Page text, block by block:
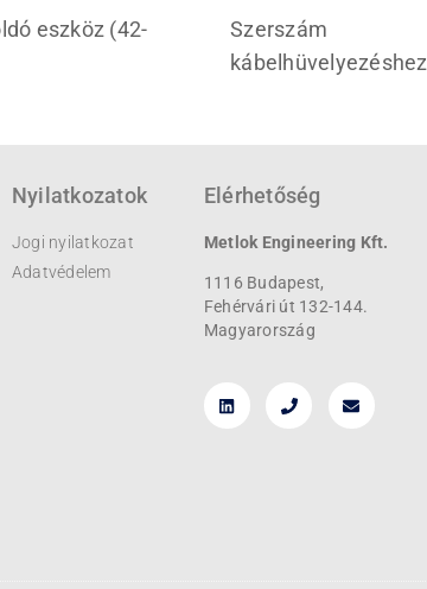
eszköz (42-
Szerszám
kábelhüvelyezéshez
Nyilatkozatok
Jogi nyilatkozat
Adatvédelem
Elérhetőség
Metlok Engineering Kft.
1116 Budapest,
Fehérvári út 132-144.
Magyarország